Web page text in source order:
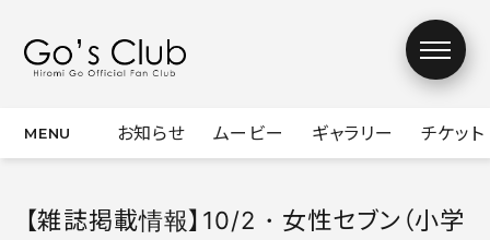
お知らせ
ムービー
お知らせ ムービー ギャラリー チケット
【雑誌掲載情報】10/2・女性セブン（小学